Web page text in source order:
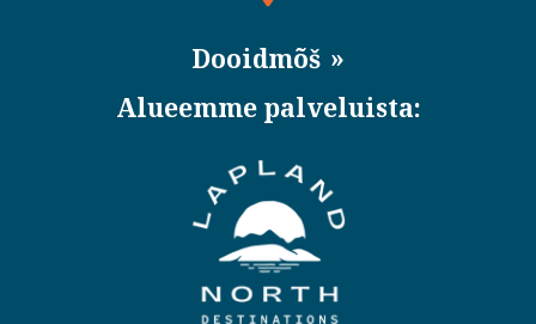
Dooidmõš
Alueemme palveluista: